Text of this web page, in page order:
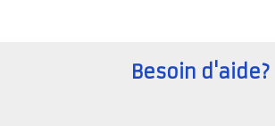
Besoin d'aide?